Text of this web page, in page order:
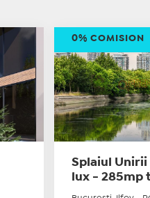
Splaiul Unirii
lux - 285mp
0% COMISION